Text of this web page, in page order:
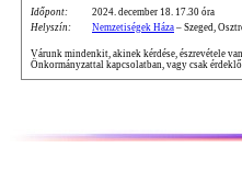
Időpont:
2024. december 18. 17.30 óra
Helyszín:
Nemzetiségek Háza – Szeged,
Várunk mindenkit, akinek kérdése, észrevétele
Önkormányzattal kapcsolatban, vagy csak